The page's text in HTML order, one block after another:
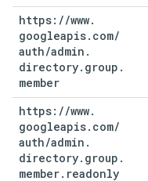
https: //www.
googleapis. com/
auth/admin .
directory. group .
member
https: //www.
googleapis. com/
auth/admin .
directory. group .
member. readonly